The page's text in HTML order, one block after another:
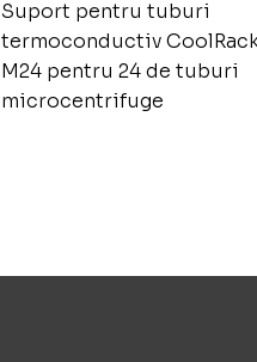
Suport pentru tuburi
termoconductiv
M24 pentru 24 de tuburi
microcentrifuge